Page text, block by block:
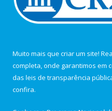
Muito mais que criar um site!
completa, onde garantimos em
das leis de transparência
confira.